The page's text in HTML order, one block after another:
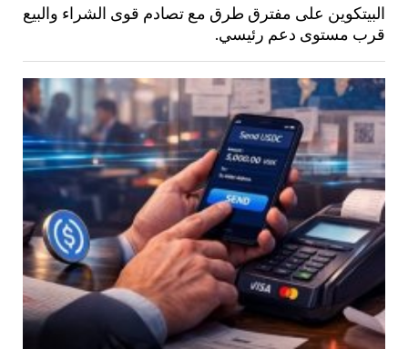
البيتكوين على مفترق طرق مع تصادم قوى الشراء والبيع
قرب مستوى دعم رئيسي.